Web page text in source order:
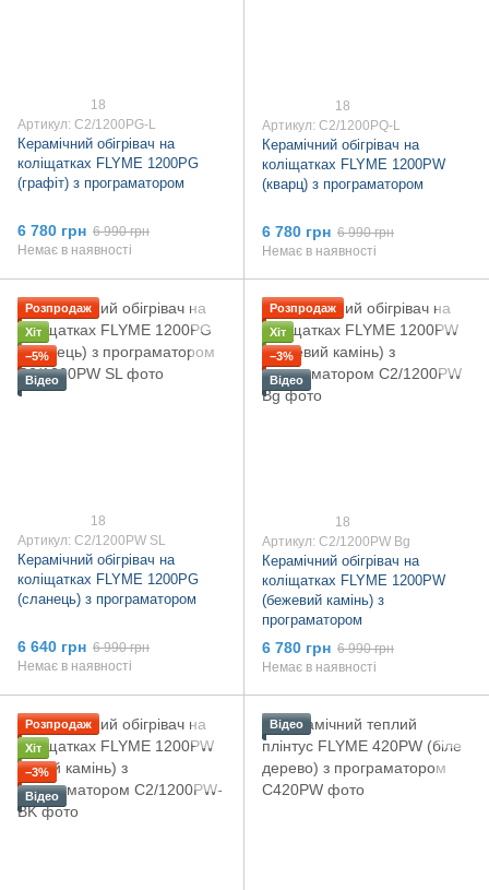
18
Артикул: C2/1200PG-L
Керамічний обігрівач на
коліщатках FLYME 1200PG
(графіт) з програматором
6 780 грн 6 990 грн
Немає в наявності
18
Артикул: C2/1200PQ-L
Керамічний обігрівач на
коліщатках FLYME 1200PW
(кварц) з програматором
6 780 грн 6 990 грн
Немає в наявності
Розпродаж
Хіт
−5%
Відео
18
Артикул: C2/1200PW SL
Керамічний обігрівач на
коліщатках FLYME 1200PG
(сланець) з програматором
6 640 грн 6 990 грн
Немає в наявності
Розпродаж
Хіт
−3%
Відео
18
Артикул: C2/1200PW Bg
Керамічний обігрівач на
коліщатках FLYME 1200PW
(бежевий камінь) з
програматором
6 780 грн 6 990 грн
Немає в наявності
Розпродаж
Хіт
−3%
Відео
Відео